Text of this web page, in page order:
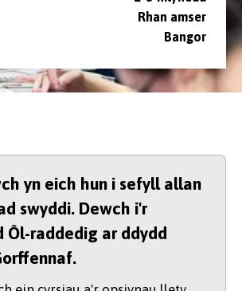
Rhan amser
Bangor
yn eich hun i sefyll allan
swyddi. Dewch i'r
Ôl-raddedig ar ddydd